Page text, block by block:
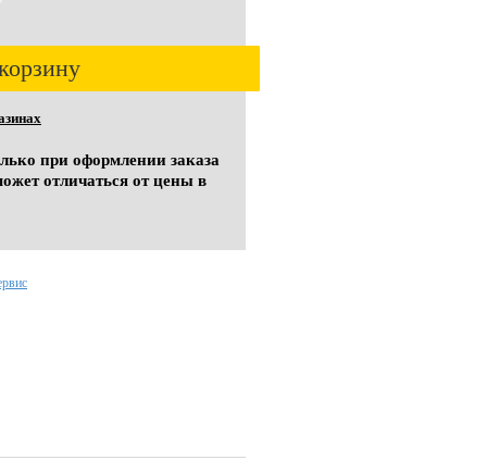
при оформлении заказа
отличаться от цены в